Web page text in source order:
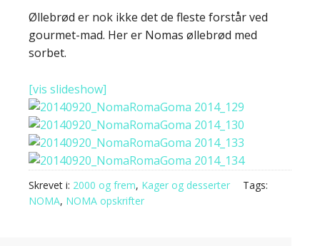
Øllebrød er nok ikke det de fleste forstår ved
gourmet-mad. Her er Nomas øllebrød med
sorbet.
[vis slideshow]
Skrevet i: 2000 og frem, Kager og desserter
Tags:
NOMA, NOMA opskrifter